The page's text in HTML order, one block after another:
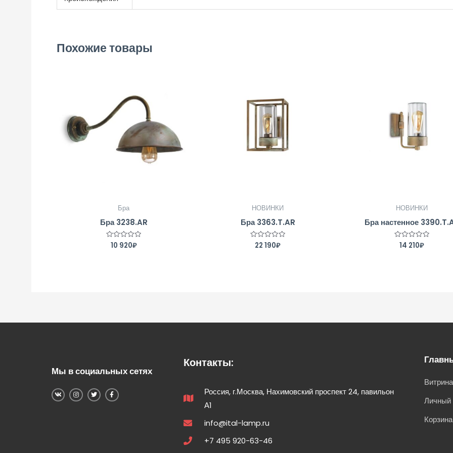
Похожие товары
Бра
Бра 3238.AR
Оценка
10 920₽
НОВИНКИ
Бра 3363.T.AR
Оценка
22 190₽
НОВИНКИ
Бра настенное
Оценка
14 210₽
Мы в социальных сетях
Контакты:
Россия, г.Москва, Нахимовский проспект 24, павильон
А1
info@ital-lamp.ru
+7 495 920-63-46
Витрина
Личный
Корзина